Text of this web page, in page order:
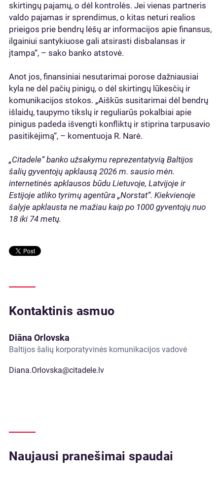
skirtingų pajamų, o dėl kontrolės. Jei vienas partneris
valdo pajamas ir sprendimus, o kitas neturi realios
prieigos prie bendrų lėšų ar informacijos apie finansus,
ilgainiui santykiuose gali atsirasti disbalansas ir
įtampa“, – sako banko atstovė.
Anot jos, finansiniai nesutarimai porose dažniausiai
kyla ne dėl pačių pinigų, o dėl skirtingų lūkesčių ir
komunikacijos stokos. „Aiškūs susitarimai dėl bendrų
išlaidų, taupymo tikslų ir reguliarūs pokalbiai apie
pinigus padeda išvengti konfliktų ir stiprina tarpusavio
pasitikėjimą“, – komentuoja R. Narė.
„Citadele“ banko užsakymu reprezentatyvią Baltijos
šalių gyventojų apklausą 2026 m. sausio mėn.
internetinės apklausos būdu Lietuvoje, Latvijoje ir
Estijoje atliko tyrimų agentūra „Norstat“. Kiekvienoje
šalyje apklausta ne mažiau kaip po 1000 gyventojų nuo
18 iki 74 metų.
Kontaktinis asmuo
Diāna Orlovska
Baltijos šalių korporatyvinės komunikacijos vadovė
Diana.Orlovska@citadele.lv
Naujausi pranešimai spaudai